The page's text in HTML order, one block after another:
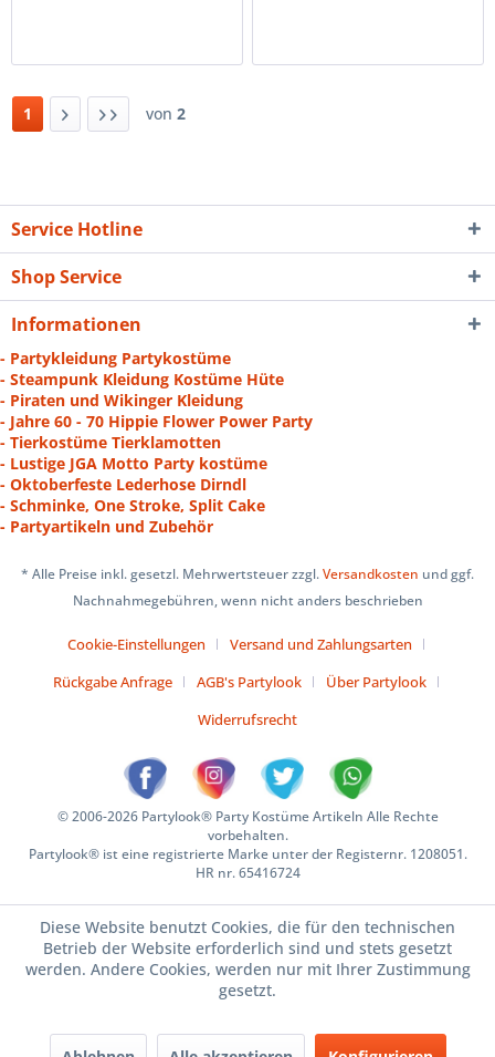
1 von 2
Service Hotline
Shop Service
Informationen
- Partykleidung Partykostüme
- Steampunk Kleidung Kostüme Hüte
- Piraten und Wikinger Kleidung
- Jahre 60 - 70 Hippie Flower Power Party
- Tierkostüme Tierklamotten
- Lustige JGA Motto Party kostüme
- Oktoberfeste Lederhose Dirndl
- Schminke, One Stroke, Split Cake
- Partyartikeln und Zubehör
* Alle Preise inkl. gesetzl. Mehrwertsteuer zzgl.Versandkosten und ggf.
Nachnahmegebühren, wenn nicht anders beschrieben
Cookie-Einstellungen
Versand und Zahlungsarten
Rückgabe Anfrage
AGB's Partylook
Über Partylook
Widerrufsrecht
© 2006-2026 Partylook® Party Kostüme Artikeln Alle Rechte
vorbehalten.
Partylook® ist eine registrierte Marke unter der Registernr. 1208051.
HR nr. 65416724
Diese Website benutzt Cookies, die für den technischen
Betrieb der Website erforderlich sind und stets gesetzt
werden. Andere Cookies, werden nur mit Ihrer Zustimmung
gesetzt.